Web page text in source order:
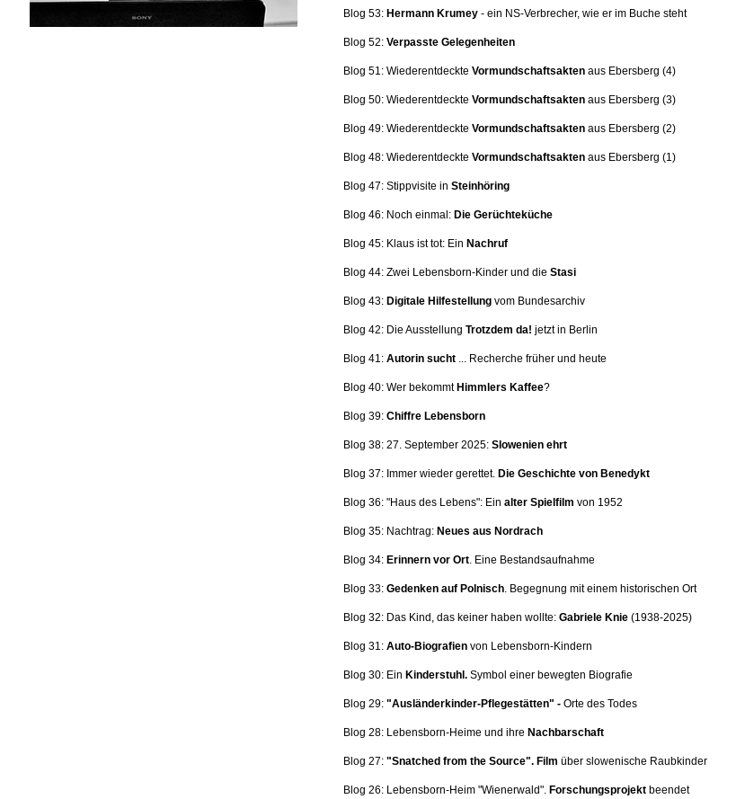
Blog 53: Hermann Krumey - ein NS-Verbrecher, wie er im Buche steht
Blog 52: Verpasste Gelegenheiten
Blog 51: Wiederentdeckte Vormundschaftsakten aus Ebersberg (4)
Blog 50: Wiederentdeckte Vormundschaftsakten aus Ebersberg (3)
Blog 49: Wiederentdeckte Vormundschaftsakten aus Ebersberg (2)
Blog 48: Wiederentdeckte Vormundschaftsakten aus Ebersberg (1)
Blog 47: Stippvisite in Steinhöring
Blog 46: Noch einmal: Die Gerüchteküche
Blog 45: Klaus ist tot: Ein Nachruf
Blog 44: Zwei Lebensborn-Kinder und die Stasi
Blog 43: Digitale Hilfestellung vom Bundesarchiv
Blog 42: Die Ausstellung Trotzdem da! jetzt in Berlin
Blog 41: Autorin sucht ... Recherche früher und heute
Blog 40: Wer bekommt Himmlers Kaffee?
Blog 39: Chiffre Lebensborn
Blog 38: 27. September 2025: Slowenien ehrt
Blog 37: Immer wieder gerettet. Die Geschichte von Benedykt
Blog 36: "Haus des Lebens": Ein alter Spielfilm von 1952
Blog 35: Nachtrag: Neues aus Nordrach
Blog 34: Erinnern vor Ort. Eine Bestandsaufnahme
Blog 33: Gedenken auf Polnisch. Begegnung mit einem historischen Ort
Blog 32: Das Kind, das keiner haben wollte: Gabriele Knie (1938-2025)
Blog 31: Auto-Biografien von Lebensborn-Kindern
Blog 30: Ein Kinderstuhl. Symbol einer bewegten Biografie
Blog 29: "Ausländerkinder-Pflegestätten" - Orte des Todes
Blog 28: Lebensborn-Heime und ihre Nachbarschaft
Blog 27: "Snatched from the Source". Film über slowenische Raubkinder
Blog 26: Lebensborn-Heim "Wienerwald". Forschungsprojekt beendet